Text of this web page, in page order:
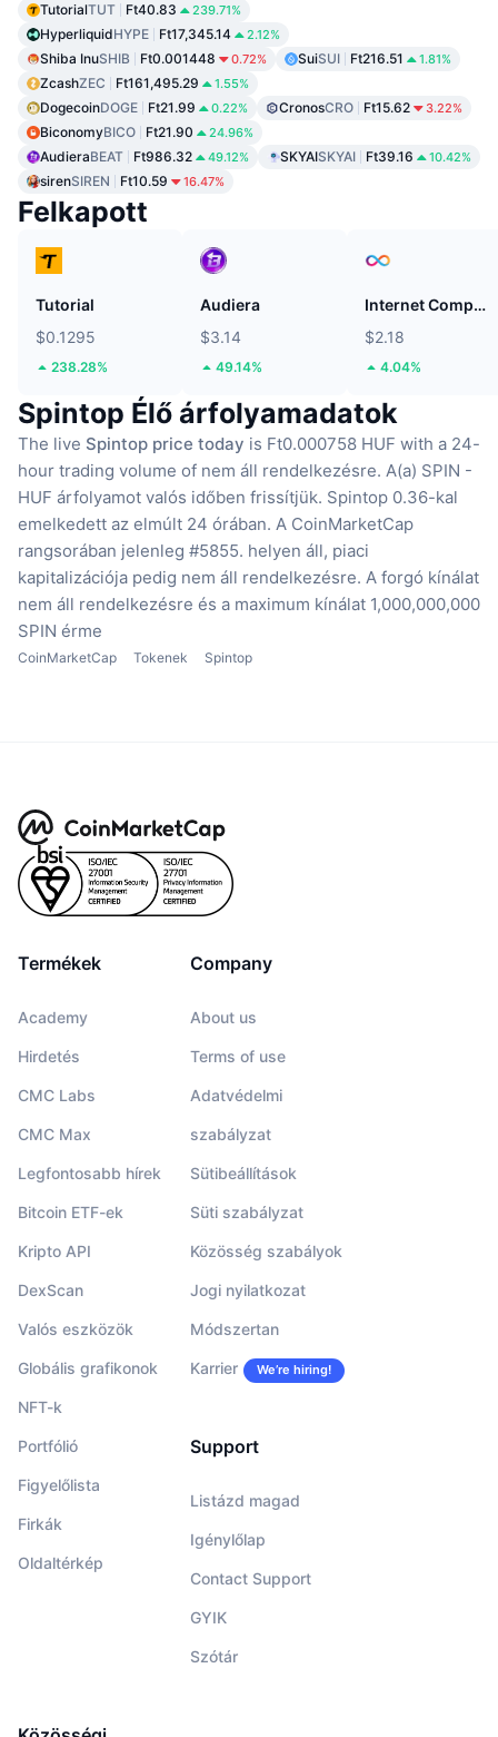
TutorialTUT Ft40.83 239.71%
HyperliquidHYPE Ft17,345.14 2.12%
Shiba InuSHIB Ft0.001448 0.72% SuiSUI Ft216.51 1.81%
ZcashZEC Ft161,495.29 1.55%
DogecoinDOGE Ft21.99 0.22% CronosCRO Ft15.62 3.22%
BiconomyBICO Ft21.90 24.96%
AudieraBEAT Ft986.32 49.12% SKYAISKYAI Ft39.16 10.42%
sirenSIREN Ft10.59 16.47%
Felkapott
Tutorial
$0.1295
238.28%
Audiera
$3.14
49.14%
Internet Computer
$2.18
4.04%
Spintop Élő árfolyamadatok
The live Spintop price today is Ft0.000758 HUF with a 24-
hour trading volume of nem áll rendelkezésre. A(a) SPIN -
HUF árfolyamot valós időben frissítjük. Spintop 0.36-kal
emelkedett az elmúlt 24 órában. A CoinMarketCap
rangsorában jelenleg #5855. helyen áll, piaci
kapitalizációja pedig nem áll rendelkezésre. A forgó kínálat
nem áll rendelkezésre és a maximum kínálat 1,000,000,000
SPIN érme
CoinMarketCap Tokenek Spintop
Termékek
Academy
Hirdetés
CMC Labs
CMC Max
Legfontosabb hírek
Bitcoin ETF-ek
Kripto API
DexScan
Valós eszközök
Globális grafikonok
NFT-k
Portfólió
Figyelőlista
Firkák
Oldaltérkép
Company
About us
Terms of use
Adatvédelmi
szabályzat
Sütibeállítások
Süti szabályzat
Közösség szabályok
Jogi nyilatkozat
Módszertan
Karrier We’re hiring!
Support
Listázd magad
Igénylőlap
Contact Support
GYIK
Szótár